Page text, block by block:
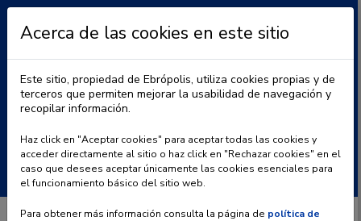
BLOG | CONTACTO
Buscar:
Acerca de las cookies en este sitio
Este sitio, propiedad de Ebrópolis, utiliza cookies propias y de
terceros que permiten mejorar la usabilidad de navegación y
recopilar información.
Haz click en "Aceptar cookies" para aceptar todas las cookies y
acceder directamente al sitio o haz click en "Rechazar cookies" en el
caso que desees aceptar únicamente las cookies esenciales para
el funcionamiento básico del sitio web.
Para obtener más información consulta la página de política de